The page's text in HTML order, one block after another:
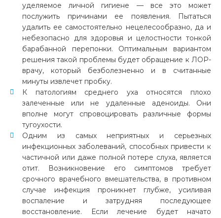
уделяемое личной гигиене — все это может
послужить причинами ее появления. Пытаться
удалить ее самостоятельно нецелесообразно, да и
небезопасно для здоровья и целостности тонкой
барабанной перепонки. Оптимальным вариантом
решения такой проблемы будет обращение к ЛОР-
врачу, который безболезненно и в считанные
минуты извлечет пробку.
К патологиям среднего уха относятся плохо
залеченные или не удаленные аденоиды. Они
вполне могут спровоцировать различные формы
тугоухости.
Одним из самых неприятных и серьезных
инфекционных заболеваний, способных привести к
частичной или даже полной потере слуха, является
отит. Возникновение его симптомов требует
срочного врачебного вмешательства, в противном
случае инфекция проникнет глубже, усиливая
воспаление и затрудняя последующее
восстановление. Если лечение будет начато